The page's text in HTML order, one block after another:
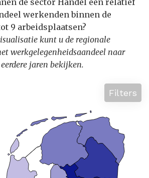
de sector Handel een relatief
werkenden binnen de
9 arbeidsplaatsen?
kunt u de regionale
werkgelegenheidsaandeel naar
jaren bekijken.
Filters